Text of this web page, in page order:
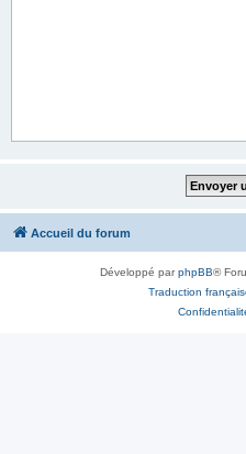
Accueil du forum
Développé parphpBB®
Traduction